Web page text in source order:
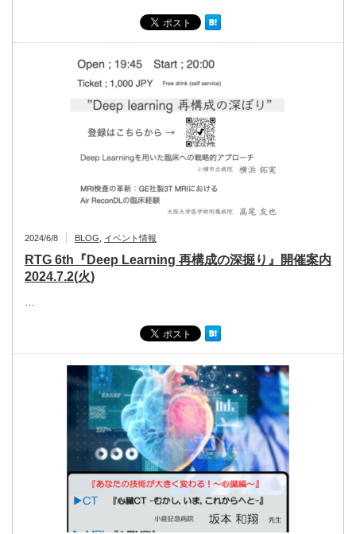
2024/6/8 BLOG イベント情報
RTG 6th『Deep Learning 再構成の深掘り』開催案内
2024.7.2(火)
…